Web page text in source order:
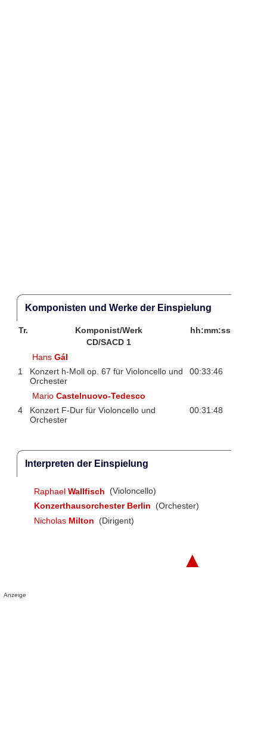
Komponisten und Werke der Einspielung
Tr. Komponist/Werk
hh:mm:ss
CD/SACD 1
HansGál
1
Konzert h-Moll op. 67 für Violoncello und
Orchester
00:33:46
MarioCastelnuovo-Tedesco
4
Konzert F-Dur für Violoncello und
Orchester
00:31:48
Interpreten der Einspielung
Raphael Wallfisch
(Violoncello)
Konzerthausorchester Berlin
(Orchester)
Nicholas Milton (Dirigent)
▲
Anzeige